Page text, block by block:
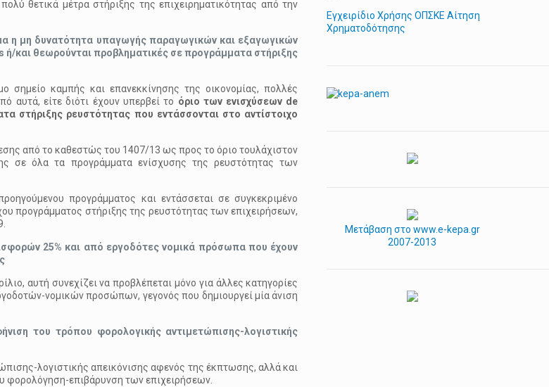
θετικά μέτρα στήριξης της επιχειρηματικότητας από την
η μη δυνατότητα υπαγωγής παραγωγικών και εξαγωγικών
ή/και θεωρούνται προβληματικές σε προγράμματα στήριξης
σημείο καμπής και επανεκκίνησης της οικονομίας, πολλές
αυτά, είτε διότι έχουν υπερβεί το όριο των ενισχύσεων de
στήριξης ρευστότητας που εντάσσονται στο αντίστοιχο
από το καθεστώς του 1407/13 ως προς το όριο τουλάχιστον
σε όλα τα προγράμματα ενίσχυσης της ρευστότητας των
προγράμματος και εντάσσεται σε συγκεκριμένο
προγράμματος στήριξης της ρευστότητας των επιχειρήσεων,
25% και από εργοδότες νομικά πρόσωπα που έχουν
αυτή συνεχίζει να προβλέπεται μόνο για άλλες κατηγορίες
νομικών προσώπων, γεγονός που δημιουργεί μία άνιση
του τρόπου φορολογικής αντιμετώπισης-λογιστικής
λογιστικής απεικόνισης αφενός της έκπτωσης, αλλά και
φορολόγηση-επιβάρυνση των επιχειρήσεων.
Εγχειρίδιο Χρήσης ΟΠΣΚΕ Αίτηση
Χρηματοδότησης
Μετάβαση στο www.e-kepa.gr
2007-2013